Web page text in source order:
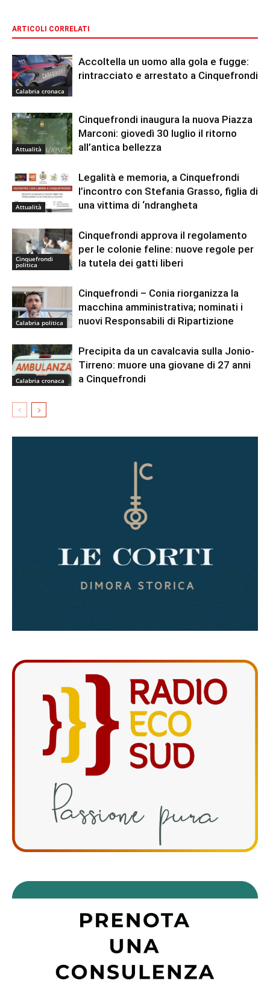
ARTICOLI CORRELATI
Calabria cronaca
Accoltella un uomo alla gola e fugge:
rintracciato e arrestato a Cinquefrondi
Attualità
Cinquefrondi inaugura la nuova Piazza
Marconi: giovedì 30 luglio il ritorno
all’antica bellezza
Attualità
Legalità e memoria, a Cinquefrondi
l’incontro con Stefania Grasso, figlia di
una vittima di ‘ndrangheta
Cinquefrondi
politica
Cinquefrondi approva il regolamento
per le colonie feline: nuove regole per
la tutela dei gatti liberi
Calabria politica
Cinquefrondi – Conia riorganizza la
macchina amministrativa; nominati i
nuovi Responsabili di Ripartizione
Calabria cronaca
Precipita da un cavalcavia sulla Jonio-
Tirreno: muore una giovane di 27 anni
a Cinquefrondi